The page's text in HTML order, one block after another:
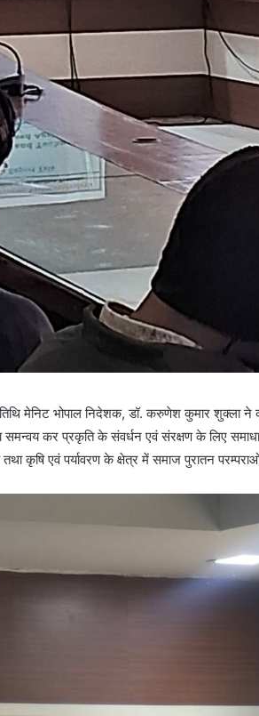
मेनिट भोपाल निदेशक, डॉ. करुणेश कुमार शुक्ला
कर प्रकृति के संवर्धन एवं संरक्षण के लिए
कृषि एवं पर्यावरण के क्षेत्र में समाज पुरातन